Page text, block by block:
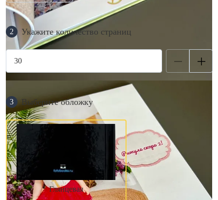
2 Укажите количество страниц
3 Выберите обложку
Глянцевая